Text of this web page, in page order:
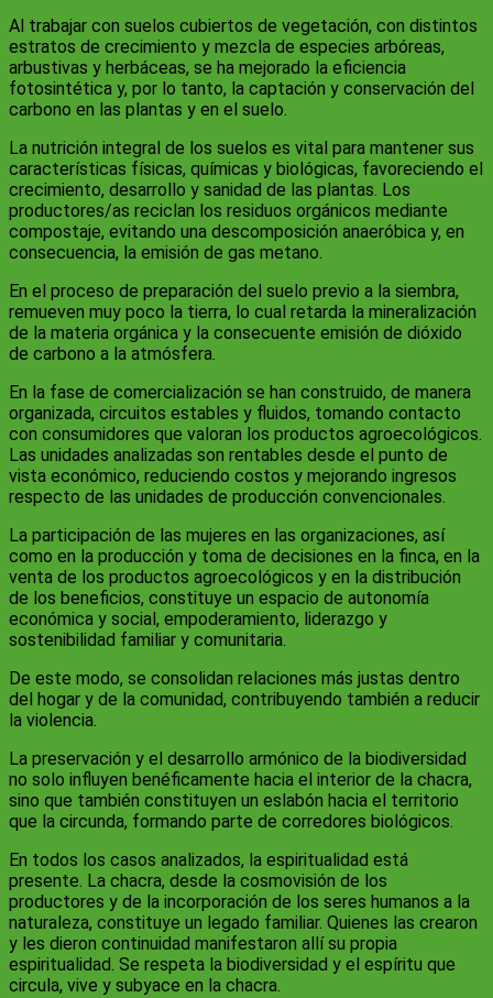
Al trabajar con suelos cubiertos de vegetación, con distintos
estratos de crecimiento y mezcla de especies arbóreas,
arbustivas y herbáceas, se ha mejorado la eficiencia
fotosintética y, por lo tanto, la captación y conservación del
carbono en las plantas y en el suelo.
La nutrición integral de los suelos es vital para mantener sus
características físicas, químicas y biológicas, favoreciendo el
crecimiento, desarrollo y sanidad de las plantas. Los
productores/as reciclan los residuos orgánicos mediante
compostaje, evitando una descomposición anaeróbica y, en
consecuencia, la emisión de gas metano.
En el proceso de preparación del suelo previo a la siembra,
remueven muy poco la tierra, lo cual retarda la mineralización
de la materia orgánica y la consecuente emisión de dióxido
de carbono a la atmósfera.
En la fase de comercialización se han construido, de manera
organizada, circuitos estables y fluidos, tomando contacto
con consumidores que valoran los productos agroecológicos.
Las unidades analizadas son rentables desde el punto de
vista económico, reduciendo costos y mejorando ingresos
respecto de las unidades de producción convencionales.
La participación de las mujeres en las organizaciones, así
como en la producción y toma de decisiones en la finca, en la
venta de los productos agroecológicos y en la distribución
de los beneficios, constituye un espacio de autonomía
económica y social, empoderamiento, liderazgo y
sostenibilidad familiar y comunitaria.
De este modo, se consolidan relaciones más justas dentro
del hogar y de la comunidad, contribuyendo también a reducir
la violencia.
La preservación y el desarrollo armónico de la biodiversidad
no solo influyen benéficamente hacia el interior de la chacra,
sino que también constituyen un eslabón hacia el territorio
que la circunda, formando parte de corredores biológicos.
En todos los casos analizados, la espiritualidad está
presente. La chacra, desde la cosmovisión de los
productores y de la incorporación de los seres humanos a la
naturaleza, constituye un legado familiar. Quienes las crearon
y les dieron continuidad manifestaron allí su propia
espiritualidad. Se respeta la biodiversidad y el espíritu que
circula, vive y subyace en la chacra.